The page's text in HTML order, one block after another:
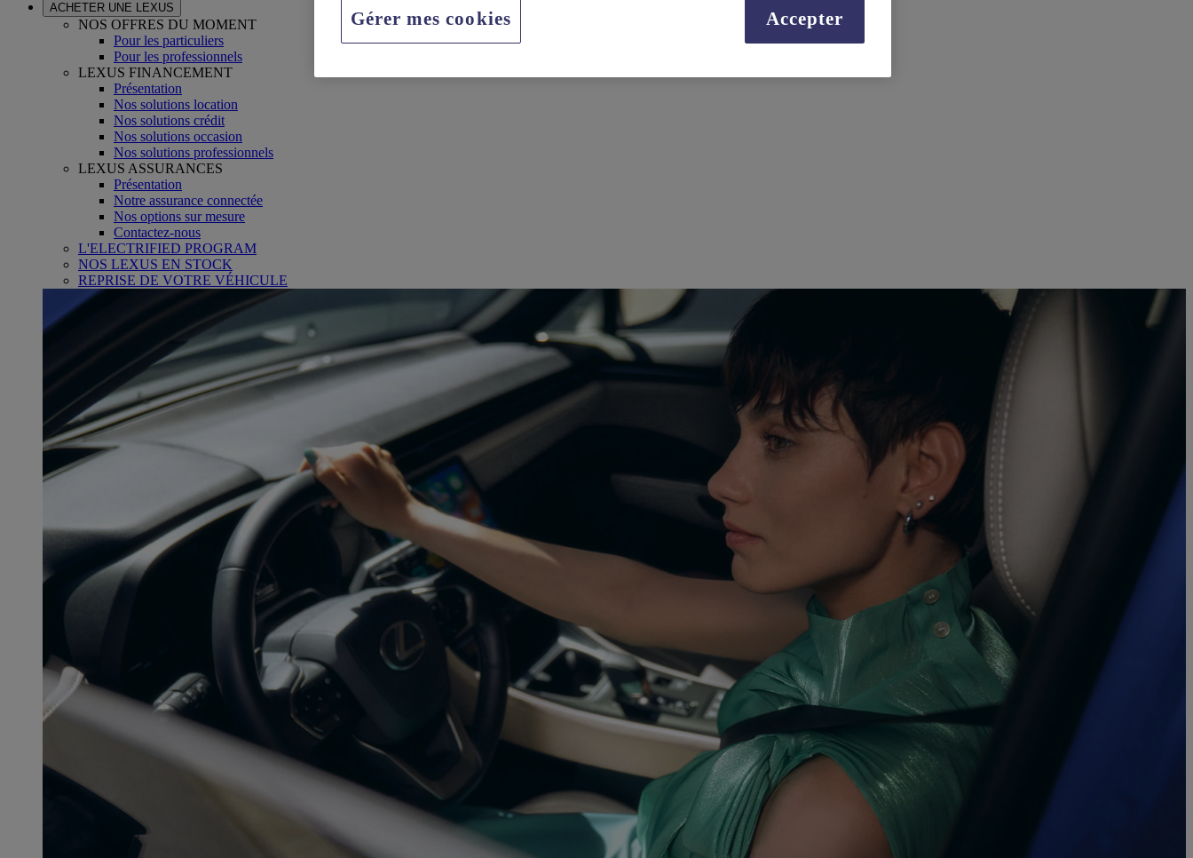
ACHETER UNE LEXUS
NOS OFFRES DU MOMENT
Pour les particuliers
Pour les professionnels
LEXUS FINANCEMENT
Présentation
Nos solutions location
Nos solutions crédit
Nos solutions occasion
Nos solutions professionnels
LEXUS ASSURANCES
Présentation
Notre assurance connectée
Nos options sur mesure
Contactez-nous
L'ELECTRIFIED PROGRAM
NOS LEXUS EN STOCK
REPRISE DE VOTRE VÉHICULE
Gérer mes cookies Accepter